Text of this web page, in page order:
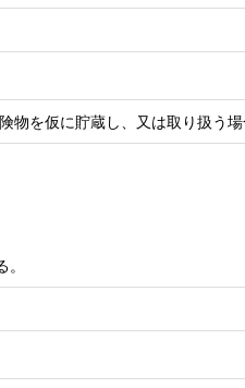
を仮に貯蔵し、又は取り扱う